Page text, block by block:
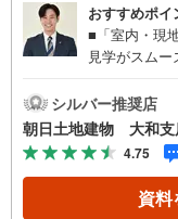
おすすめポイ
■「室内・現
見学がスム
ったキッズコ
子様連れでも
際は、事前に
る」ボタンよ
様の貴重な
およその所
シルバー推奨店
朝日土地建物 大和
4.75
資料